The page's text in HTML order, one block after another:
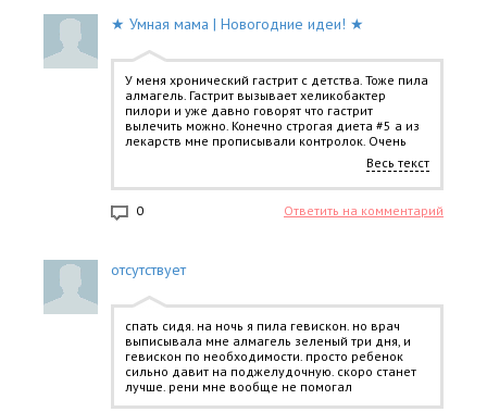
★ Умная мама | Новогодние идеи! ★
У меня хронический гастрит с детства. Тоже пила
алмагель. Гастрит вызывает хеликобактер
пилори и уже давно говорят что гастрит
вылечить можно. Конечно строгая диета #5 а из
лекарств мне прописывали контролок. Очень
хорошая вещь. Есть 20мг и 40мг. При сильных
болях я брала 40мг и пила по инструкции.
Гастрит мне так и не вылечили, но контролок
продолжала покупать и пить курсами. Из диеты
старалась не есть жаренного соленого острого,
сразу, но достаточно быстро (день-два). Когда у
меня были сильные боли покупала кефир и
лежала на животе. Мне помогало. Сейчас я
переехала в другую страну, так у меня боли
практически прекратились, хотя хелика еще со
мной. Вот собираюсь пройти курс лечения здесь.
Кстати здесь мне тоже прописали контролок. Его
можно купить без рецепта. Забыла сказать, что у
Весь текст
0 Ответить на комментарий
отсутствует
спать сидя. на ночь я пила гевискон. но врач
выписывала мне алмагель зеленый три дня, и
гевискон по необходимости. просто ребенок
сильно давит на поджелудочную. скоро станет
лучше. рени мне вообще не помогал